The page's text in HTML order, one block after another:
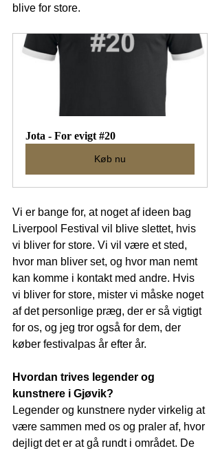
blive for store.
Jota - For evigt #20
Køb nu
Vi er bange for, at noget af ideen bag
Liverpool Festival vil blive slettet, hvis
vi bliver for store. Vi vil være et sted,
hvor man bliver set, og hvor man nemt
kan komme i kontakt med andre. Hvis
vi bliver for store, mister vi måske noget
af det personlige præg, der er så vigtigt
for os, og jeg tror også for dem, der
køber festivalpas år efter år.
Hvordan trives legender og
kunstnere i Gjøvik?
Legender og kunstnere nyder virkelig at
være sammen med os og praler af, hvor
dejligt det er at gå rundt i området. De